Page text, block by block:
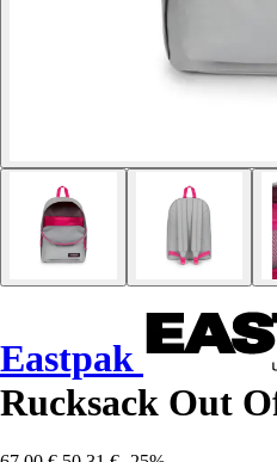
Eastpak
Rucksack Out